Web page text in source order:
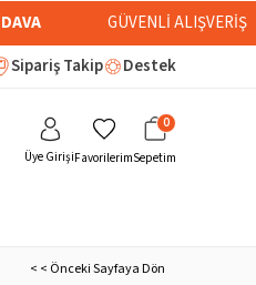
GÜVENLİ ALIŞVERİŞ
Sipariş Takip Destek
Üye GirişiFavorilerimSepetim
0
< < Önceki Sayfaya Dön